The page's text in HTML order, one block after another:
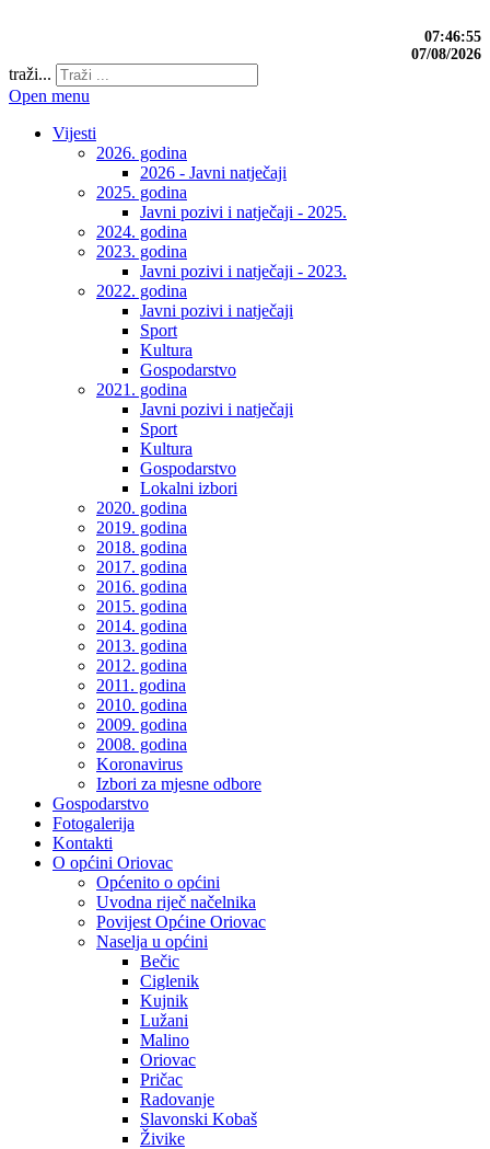
07:46:56
07/08/2026
traži...
Open menu
Vijesti
2026. godina
2026 - Javni natječaji
2025. godina
Javni pozivi i natječaji - 2025.
2024. godina
2023. godina
Javni pozivi i natječaji - 2023.
2022. godina
Javni pozivi i natječaji
Sport
Kultura
Gospodarstvo
2021. godina
Javni pozivi i natječaji
Sport
Kultura
Gospodarstvo
Lokalni izbori
2020. godina
2019. godina
2018. godina
2017. godina
2016. godina
2015. godina
2014. godina
2013. godina
2012. godina
2011. godina
2010. godina
2009. godina
2008. godina
Koronavirus
Izbori za mjesne odbore
Gospodarstvo
Fotogalerija
Kontakti
O općini Oriovac
Općenito o općini
Uvodna riječ načelnika
Povijest Općine Oriovac
Naselja u općini
Bečic
Ciglenik
Kujnik
Lužani
Malino
Oriovac
Pričac
Radovanje
Slavonski Kobaš
Živike